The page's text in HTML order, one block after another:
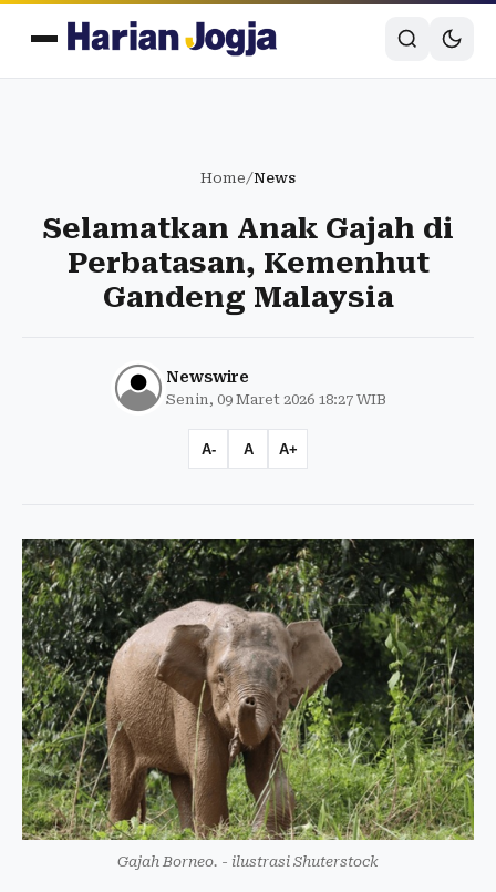
Home/News
Selamatkan Anak Gajah di
Perbatasan, Kemenhut
Gandeng Malaysia
Newswire
Senin, 09 Maret 2026 18:27 WIB
A- A A+
Gajah Borneo. - ilustrasi Shuterstock